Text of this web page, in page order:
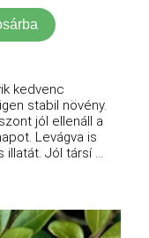
kedvenc
stabil növény.
jól ellenáll a
Levágva is
Jól társí ...